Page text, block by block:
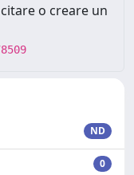
o creare un
ND
0